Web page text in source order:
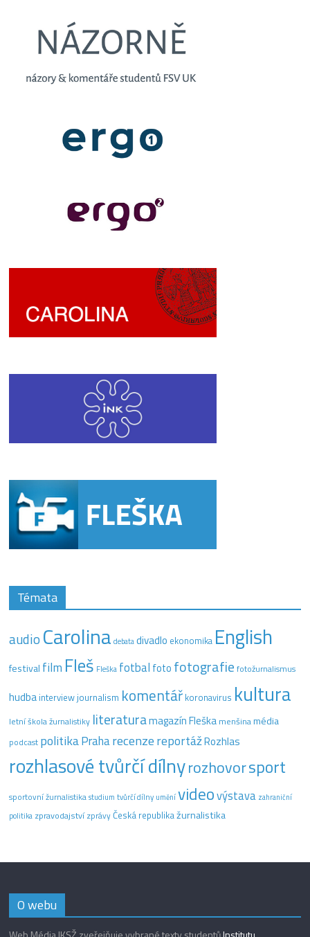
Témata
audio Carolina debata divadlo ekonomika English
festival film Fleš Fleška fotbal foto fotografie fotožurnalismus
hudba interview journalism komentář koronavirus kultura
letní škola žurnalistiky literaturamagazín Fleška menšinamédia
podcast politikaPraharecenzereportážRozhlas
rozhlasové tvůrčí dílnyrozhovorsport
sportovní žurnalistika studium tvůrčí dílny uměnívideovýstava zahraniční
politika zpravodajstvízprávyČeská republikažurnalistika
O webu